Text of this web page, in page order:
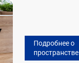
Подробнее о
пространстве